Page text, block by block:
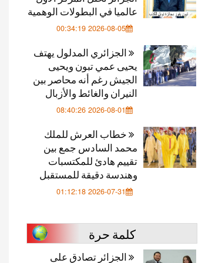
عالميا في البطولات الوهمية
2026-08-05 00:34:19
الجزائري المدلول يهتف
يحيى عمي تبون ويحيى
الجيش رغم أنه محاصر بين
النيران والغائط والأزبال
2026-08-01 08:40:26
خطاب العرش للملك
محمد السادس جمع بين
تقييم هادئ للمكتسبات
وهندسة دقيقة للمستقبل
2026-07-31 01:12:18
كلمة حرة
الجزائر تصادق على